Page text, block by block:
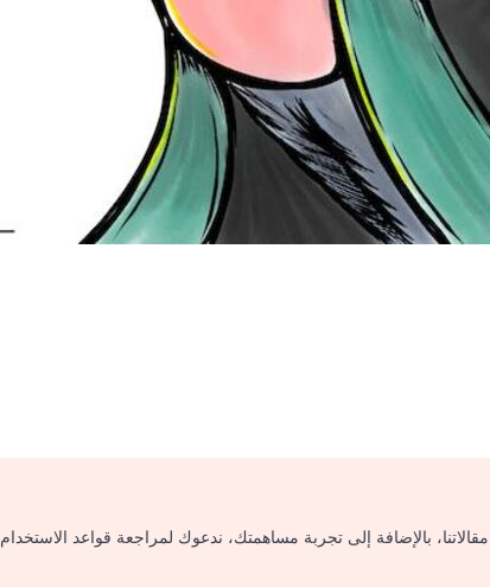
بالإضافة إلى تجربة مساهمتك، ندعوك لمراجعة قواعد الاستخدام